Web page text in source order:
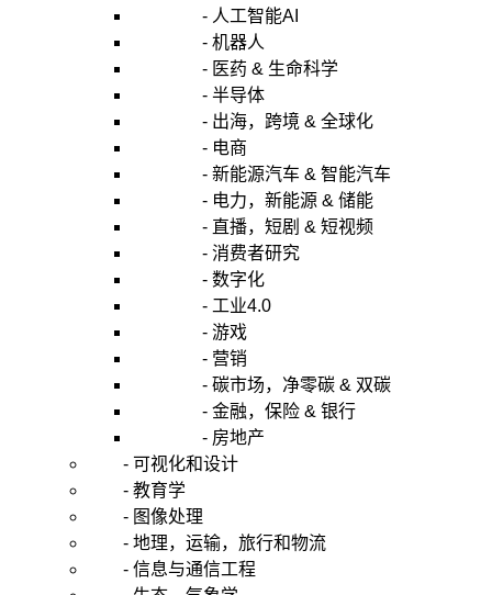
- 人工智能AI
- 机器人
- 医药 & 生命科学
- 半导体
- 出海，跨境 & 全球化
- 电商
- 新能源汽车 & 智能汽车
- 电力，新能源 & 储能
- 直播，短剧 & 短视频
- 消费者研究
- 数字化
- 工业4.0
- 游戏
- 营销
- 碳市场，净零碳 & 双碳
- 金融，保险 & 银行
- 房地产
- 可视化和设计
- 教育学
- 图像处理
- 地理，运输，旅行和物流
- 信息与通信工程